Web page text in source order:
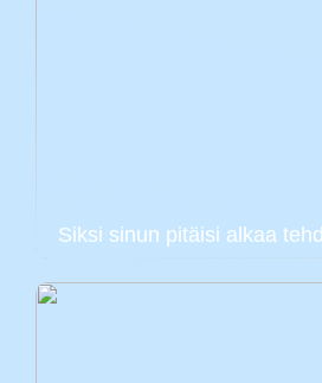
Siksi sinun pitäisi alkaa